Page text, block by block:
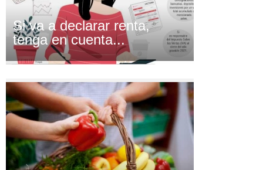
Si va a declarar renta,
tenga en cuenta...